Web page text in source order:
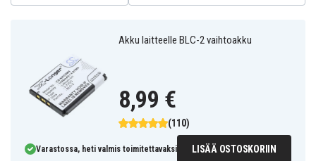
Akku laitteelle BLC-2 vaihtoakku
(110)
8,99 €
Varastossa, heti valmis toimitettavaksi LISÄÄ OSTOSKORIIN